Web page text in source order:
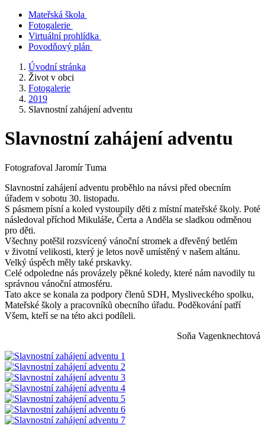
Mateřská škola
Fotogalerie
Virtuální prohlídka
Povodňový plán
Úvodní stránka
Život v obci
Fotogalerie
2019
Slavnostní zahájení adventu
Slavnostní zahájení adventu
Fotografoval Jaromír Tuma
Slavnostní zahájení adventu proběhlo na návsi před obecním
úřadem v sobotu 30. listopadu.
S pásmem písní a koled vystoupily děti z místní mateřské školy. Poté
následoval příchod Mikuláše, Čerta a Anděla se sladkou odměnou
pro děti.
Všechny potěšil rozsvícený vánoční stromek a dřevěný betlém
v životní velikosti, který je letos nově umístěný v našem altánu.
Velký úspěch měly také prskavky.
Celé odpoledne nás provázely pěkné koledy, které nám navodily tu
správnou vánoční atmosféru.
Tato akce se konala za podpory členů SDH, Mysliveckého spolku,
Mateřské školy a pracovníků obecního úřadu. Poděkování patří
Všem, kteří se na této akci podíleli.
Soňa Vagenknechtová